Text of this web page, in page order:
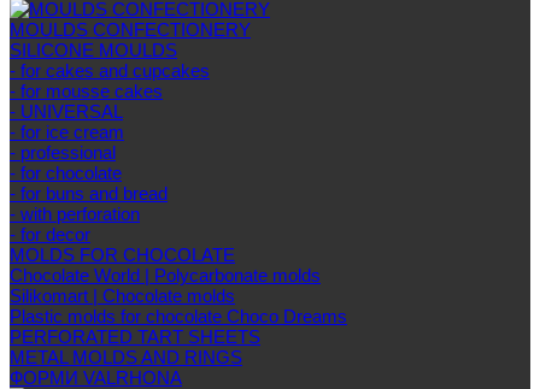
MOULDS CONFECTIONERY
SILICONE MOULDS
- for cakes and cupcakes
- for mousse cakes
- UNIVERSAL
- for ice cream
- professional
- for chocolate
- for buns and bread
- with perforation
- for decor
MOLDS FOR CHOCOLATE
Chocolate World | Polycarbonate molds
Silikomart | Chocolate molds
Plastic molds for chocolate Choco Dreams
PERFORATED TART SHEETS
METAL MOLDS AND RINGS
ФОРМИ VALRHONA